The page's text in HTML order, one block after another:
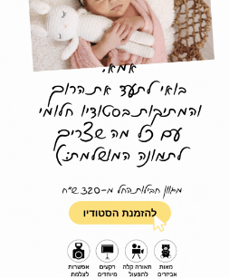
קבלו סיפור לילדים במתנה: קוד
קופון: mamush1